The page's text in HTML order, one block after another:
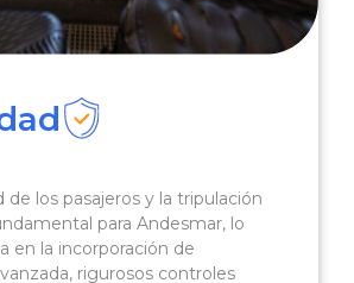
de los pasajeros y la tripulación
para Andesmar, lo
en la incorporación de
rigurosos controles